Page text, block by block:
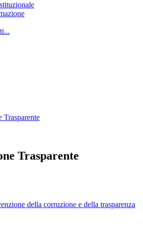
Trasparente
Trasparente
della corruzione e della trasparenza